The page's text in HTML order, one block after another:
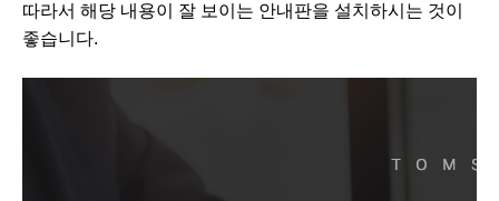
따라서 해당 내용이 잘 보이는 안내판을 설치하시는 것이
좋습니다.